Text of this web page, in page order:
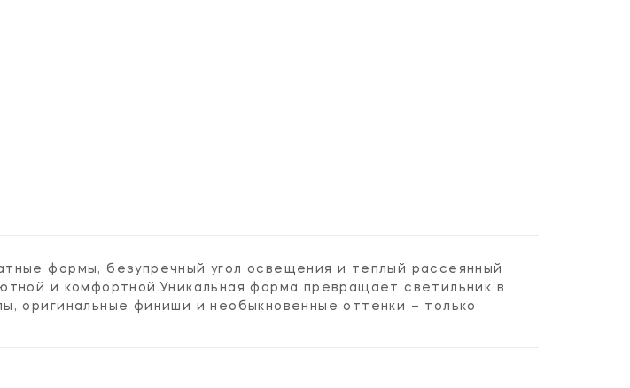
формы, безупречный угол освещения и теплый рассеянный
и комфортной.Уникальная форма превращает светильник в
оригинальные финиши и необыкновенные оттенки – только